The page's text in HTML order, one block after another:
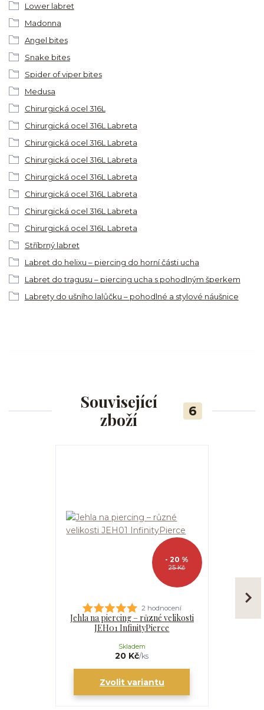
Lower labret
Madonna
Angel bites
Snake bites
Spider of viper bites
Medusa
Chirurgická ocel 316L
Chirurgická ocel 316L Labreta
Chirurgická ocel 316L Labreta
Chirurgická ocel 316L Labreta
Chirurgická ocel 316L Labreta
Chirurgická ocel 316L Labreta
Chirurgická ocel 316L Labreta
Chirurgická ocel 316L Labreta
Stříbrný labret
Labret do helixu – piercing do horní části ucha
Labret do tragusu – piercing ucha s pohodlným šperkem
Labrety do ušního lalůčku – pohodlné a stylové náušnice
Související
zboží
6
25 Kč
- 20 %
2 hodnocení
Jehla na piercing – různé velikosti
JEH01 InfinityPierce
20 Kč/ks
Skladem
Zvolit variantu